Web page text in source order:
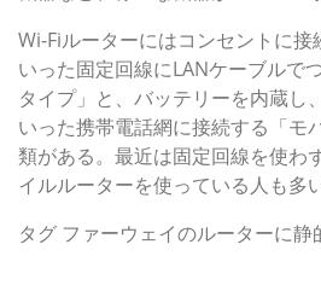
Wi-Fiルーターにはコンセントに接
いった固定回線にLANケーブルで
タイプ」と、バッテリーを内蔵し
いった携帯電話網に接続する「モ
類がある。最近は固定回線を使わ
イルルーターを使っている人も多
タグ ファーウェイのルーターに静